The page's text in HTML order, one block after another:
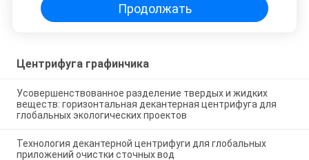
Продолжать
Центрифуга графинчика
Усовершенствованное разделение твердых и жидких
веществ: горизонтальная декантерная центрифуга для
глобальных экологических проектов
Технология декантерной центрифуги для глобальных
приложений очистки сточных вод